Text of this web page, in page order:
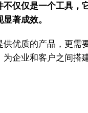
仅仅是一个工具
著成效。
优质的产品，更
企业和客户之间